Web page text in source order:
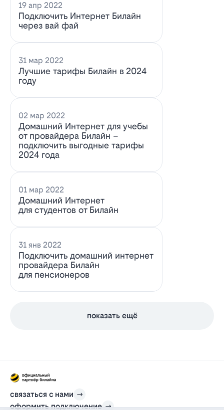
19 апр 2022
Подключить Интернет Билайн
через вай фай
31 мар 2022
Лучшие тарифы Билайн в 2024
году
02 мар 2022
Домашний Интернет для учебы
от провайдера Билайн –
подключить выгодные тарифы
2024 года
01 мар 2022
Домашний Интернет
для студентов от Билайн
31 янв 2022
Подключить домашний интернет
провайдера Билайн
для пенсионеров
показать ещё
связаться с нами
оформить подключение